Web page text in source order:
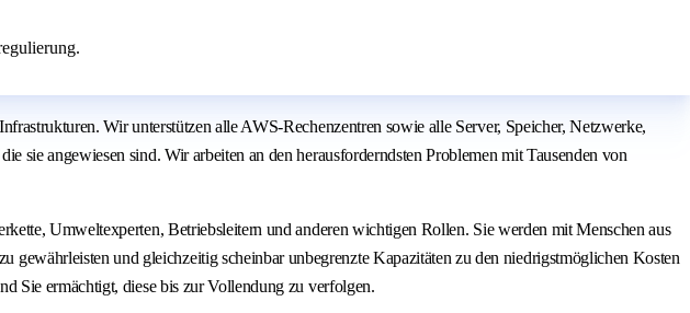
Wir unterstützen alle AWS-Rechenzentren sowie alle Server, Speicher, Netzwerke,
sie angewiesen sind. Wir arbeiten an den herausforderndsten Problemen mit Tausenden von
Umweltexperten, Betriebsleitern und anderen wichtigen Rollen. Sie werden mit Menschen aus
und gleichzeitig scheinbar unbegrenzte Kapazitäten zu den niedrigstmöglichen Kosten
Sie ermächtigt, diese bis zur Vollendung zu verfolgen.